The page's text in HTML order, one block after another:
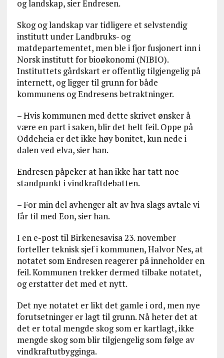
og landskap, sier Endresen.
Skog og landskap var tidligere et selvstendig
institutt under Landbruks- og
matdepartementet, men ble i fjor fusjonert inn i
Norsk institutt for bioøkonomi (NIBIO).
Instituttets gårdskart er offentlig tilgjengelig på
internett, og ligger til grunn for både
kommunens og Endresens betraktninger.
– Hvis kommunen med dette skrivet ønsker å
være en part i saken, blir det helt feil. Oppe på
Oddeheia er det ikke høy bonitet, kun nede i
dalen ved elva, sier han.
Endresen påpeker at han ikke har tatt noe
standpunkt i vindkraftdebatten.
– For min del avhenger alt av hva slags avtale vi
får til med Eon, sier han.
I en e-post til Birkenesavisa 23. november
forteller teknisk sjef i kommunen, Halvor Nes, at
notatet som Endresen reagerer på inneholder en
feil. Kommunen trekker dermed tilbake notatet,
og erstatter det med et nytt.
Det nye notatet er likt det gamle i ord, men nye
forutsetninger er lagt til grunn. Nå heter det at
det er total mengde skog som er kartlagt, ikke
mengde skog som blir tilgjengelig som følge av
vindkraftutbygginga.